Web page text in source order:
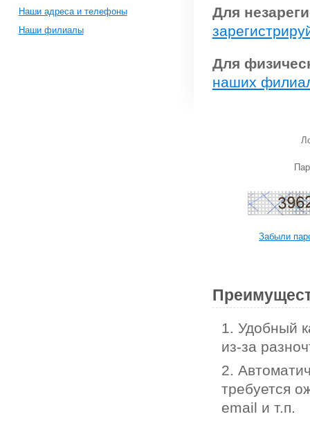
Для
Для
наших
Забыли
1. Удобный
из-за
2.
требуется
email и т.п.
Наши адреса и телефоны
Наши филиалы